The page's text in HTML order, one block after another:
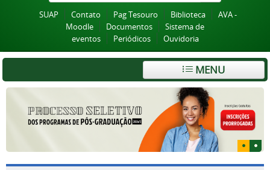
SUAP Contato Pag Tesouro Biblioteca
AVA -
Moodle
Documentos
Sistema de
eventos
Periódicos Ouvidoria
MENU